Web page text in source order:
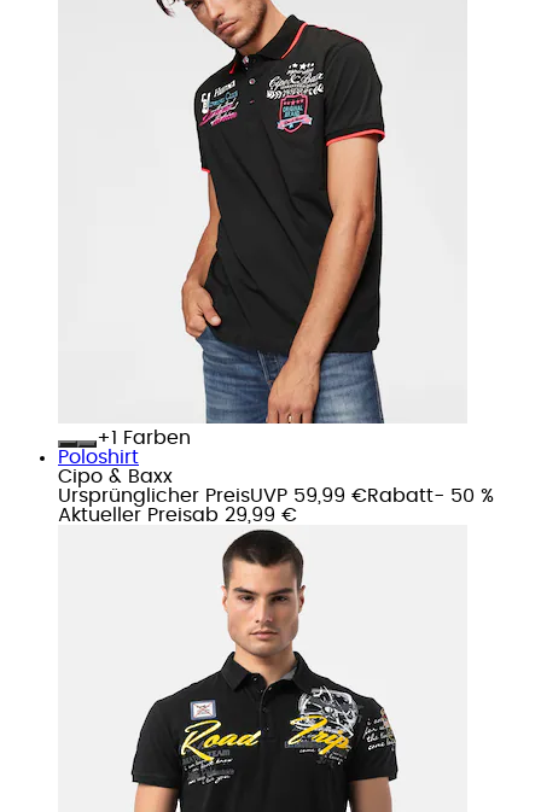
+
Farben
Poloshirt
Cipo & Baxx
Ursprünglicher PreisUVP 59,99 €Rabatt- 50 %
Aktueller Preisab 29,99 €